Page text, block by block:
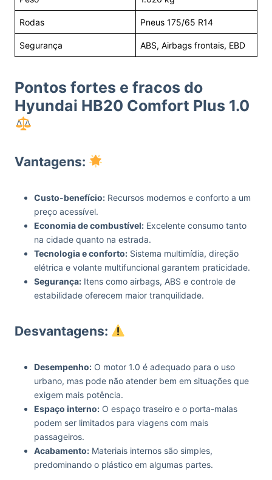
Rodas Pneus 175/65 R14
Segurança ABS, Airbags frontais, EBD
Pontos fortes e fracos do
Hyundai HB20 Comfort Plus 1.0
Vantagens:
Custo-benefício: Recursos modernos e conforto a um
preço acessível.
Economia de combustível: Excelente consumo tanto
na cidade quanto na estrada.
Tecnologia e conforto: Sistema multimídia, direção
elétrica e volante multifuncional garantem praticidade.
Segurança: Itens como airbags, ABS e controle de
estabilidade oferecem maior tranquilidade.
Desvantagens:
Desempenho: O motor 1.0 é adequado para o uso
urbano, mas pode não atender bem em situações que
exigem mais potência.
Espaço interno: O espaço traseiro e o porta-malas
podem ser limitados para viagens com mais
passageiros.
Acabamento: Materiais internos são simples,
predominando o plástico em algumas partes.